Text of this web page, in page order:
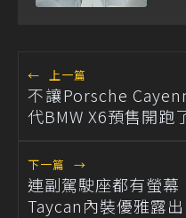
← 上一篇
不讓Porsche
代BMW X6預售開跑
下一篇 →
連副駕駛座都有螢
Taycan內裝優雅露出